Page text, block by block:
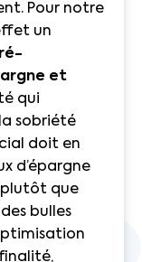
Pour notre
un
et
qui
sobriété
doit en
d’épargne
plutôt que
bulles